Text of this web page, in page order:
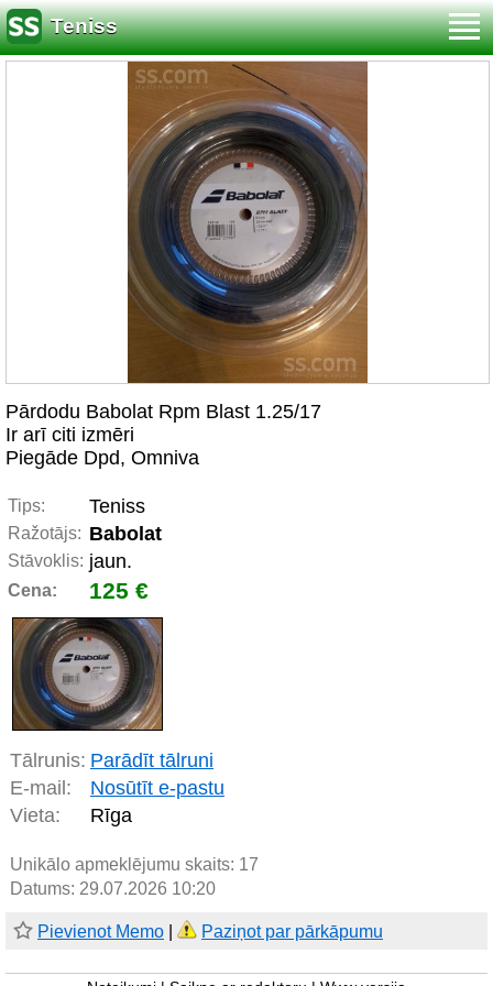
Teniss
Pārdodu Babolat Rpm Blast 1.25/17
Ir arī citi izmēri
Piegāde Dpd, Omniva
Tips: Teniss
Ražotājs: Babolat
Stāvoklis: jaun.
Cena: 125 €
Tālrunis: Parādīt tālruni
E-mail:
Nosūtīt e-pastu
Vieta:
Rīga
Unikālo apmeklējumu skaits: 17
Datums: 29.07.2026 10:20
Pievienot Memo Paziņot par pārkāpumu